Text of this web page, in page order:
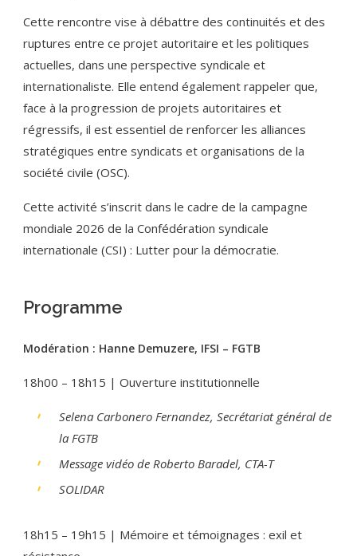
Cette rencontre vise à débattre des continuités et des
ruptures entre ce projet autoritaire et les politiques
actuelles, dans une perspective syndicale et
internationaliste. Elle entend également rappeler que,
face à la progression de projets autoritaires et
régressifs, il est essentiel de renforcer les alliances
stratégiques entre syndicats et organisations de la
société civile (OSC).
Cette activité s’inscrit dans le cadre de la campagne
mondiale 2026 de la Confédération syndicale
internationale (CSI) : Lutter pour la démocratie.
Programme
Modération : Hanne Demuzere, IFSI – FGTB
18h00 – 18h15 | Ouverture institutionnelle
Selena Carbonero Fernandez, Secrétariat général de
la FGTB
Message vidéo de Roberto Baradel, CTA-T
SOLIDAR
18h15 – 19h15 | Mémoire et témoignages : exil et